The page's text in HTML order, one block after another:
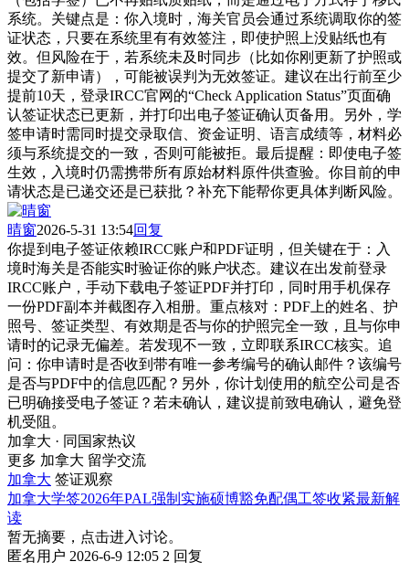
系统。关键点是：你入境时，海关官员会通过系统调取你的签
证状态，只要在系统里有有效签注，即使护照上没贴纸也有
效。但风险在于，若系统未及时同步（比如你刚更新了护照或
提交了新申请），可能被误判为无效签证。建议在出行前至少
提前10天，登录IRCC官网的“Check Application Status”页面确
认签证状态已更新，并打印出电子签证确认页备用。另外，学
签申请时需同时提交录取信、资金证明、语言成绩等，材料必
须与系统提交的一致，否则可能被拒。最后提醒：即使电子签
生效，入境时仍需携带所有原始材料原件供查验。你目前的申
请状态是已递交还是已获批？补充下能帮你更具体判断风险。
晴窗2026-5-31 13:54回复
你提到电子签证依赖IRCC账户和PDF证明，但关键在于：入
境时海关是否能实时验证你的账户状态。建议在出发前登录
IRCC账户，手动下载电子签证PDF并打印，同时用手机保存
一份PDF副本并截图存入相册。重点核对：PDF上的姓名、护
照号、签证类型、有效期是否与你的护照完全一致，且与你申
请时的记录无偏差。若发现不一致，立即联系IRCC核实。追
问：你申请时是否收到带有唯一参考编号的确认邮件？该编号
是否与PDF中的信息匹配？另外，你计划使用的航空公司是否
已明确接受电子签证？若未确认，建议提前致电确认，避免登
机受阻。
加拿大 · 同国家热议
更多 加拿大 留学交流
加拿大 签证观察
加拿大学签2026年PAL强制实施硕博豁免配偶工签收紧最新解
读
暂无摘要，点击进入讨论。
匿名用户 2026-6-9 12:05 2 回复